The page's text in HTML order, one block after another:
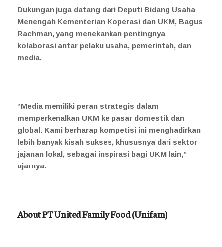
Dukungan juga datang dari Deputi Bidang Usaha
Menengah Kementerian Koperasi dan UKM, Bagus
Rachman, yang menekankan pentingnya
kolaborasi antar pelaku usaha, pemerintah, dan
media.
“Media memiliki peran strategis dalam
memperkenalkan UKM ke pasar domestik dan
global. Kami berharap kompetisi ini menghadirkan
lebih banyak kisah sukses, khususnya dari sektor
jajanan lokal, sebagai inspirasi bagi UKM lain,”
ujarnya.
About PT United Family Food (Unifam)